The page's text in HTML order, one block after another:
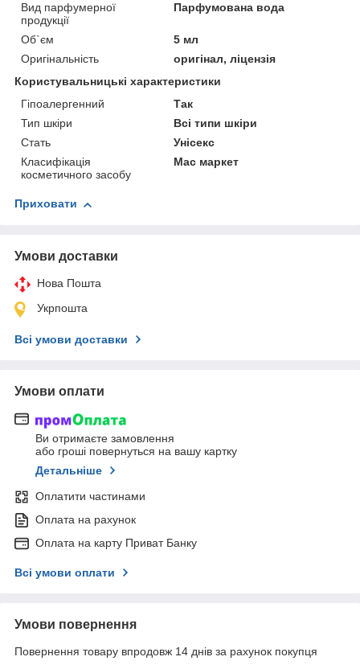
Вид парфумерної
продукції
Парфумована вода
Об`єм
5 мл
Оригінальність
оригінал, ліцензія
Користувальницькі характеристики
Гіпоалергенний
Так
Тип шкіри
Всі типи шкіри
Стать
Унісекс
Класифікація
косметичного засобу
Мас маркет
Приховати
Умови доставки
Нова Пошта
Укрпошта
Всі умови доставки
Умови оплати
Ви отримаєте замовлення
або гроші повернуться на вашу картку
Детальніше
Оплатити частинами
Оплата на рахунок
Оплата на карту Приват Банку
Всі умови оплати
Умови повернення
Повернення товару впродовж 14 днів за рахунок покупця